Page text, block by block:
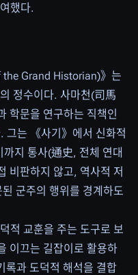
했다.
Grand Historian)》는
정수이다. 사마천(司馬
학문을 연구하는 직책인
그는 《사기》에서 신화적
지 통사(通史, 전체 연대
비판하지 않고, 역사적 저
군주의 행위를 경계하도
적 교훈을 주는 도구로 보
이끄는 길잡이로 활용하
록과 도덕적 해석을 결합